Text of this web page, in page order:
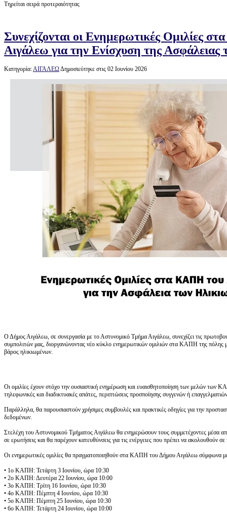
Τηρείται σειρά προτεραιότητας
Συνεχίζονται οι Ενημερωτικές Ομιλίες
Αιγάλεω για την Ενίσχυση της
Κατηγορία:ΑΙΓΑΛΕΩΔημοσιεύτηκε στις 02 Ιουνίου 2026
Ο Δήμος Αιγάλεω, σε συνεργασία με το Αστυνομικό Τμήμα Αιγάλεω, συνεχίζει τις
συμπολιτών μας, διοργανώνοντας νέο κύκλο ενημερωτικών ομιλιών στα ΚΑΠΗ της πόλης
βάρος ηλικιωμένων.
Οι ομιλίες έχουν στόχο την ουσιαστική ενημέρωση και ευαισθητοποίηση των μελών των
τηλεφωνικές και διαδικτυακές απάτες, περιπτώσεις προσποίησης συγγενών ή
Παράλληλα, θα παρουσιαστούν χρήσιμες συμβουλές και πρακτικές οδηγίες για την
δεδομένων.
Στελέχη του Αστυνομικού Τμήματος Αιγάλεω θα ενημερώσουν τους συμμετέχοντες μέσα
σε ερωτήσεις και θα παρέχουν κατευθύνσεις για τις ενέργειες που πρέπει να ακολουθούν
Οι ενημερωτικές ομιλίες θα πραγματοποιηθούν στα ΚΑΠΗ του Δήμου Αιγάλεω σύμφωνα
• 1ο ΚΑΠΗ: Τετάρτη 3 Ιουνίου, ώρα 10:30
• 2ο ΚΑΠΗ: Δευτέρα 22 Ιουνίου, ώρα 10:00
• 3ο ΚΑΠΗ: Τρίτη 16 Ιουνίου, ώρα 10:30
• 4ο ΚΑΠΗ: Πέμπτη 4 Ιουνίου, ώρα 10:30
• 5ο ΚΑΠΗ: Πέμπτη 25 Ιουνίου, ώρα 10:30
• 6ο ΚΑΠΗ: Τετάρτη 24 Ιουνίου, ώρα 10:00